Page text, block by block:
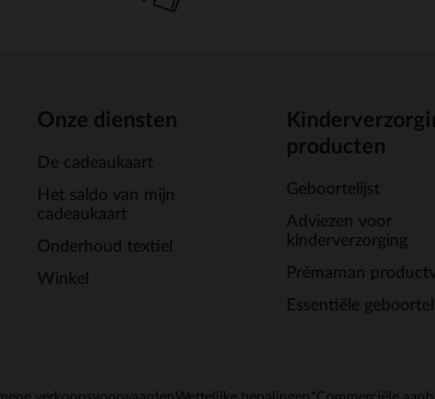
Onze diensten
De cadeaukaart
Het saldo van mijn
cadeaukaart
Onderhoud textiel
Winkel
producten
Geboortelijst
Adviezen voor
kinderverzorging
Prémaman
Essentiële